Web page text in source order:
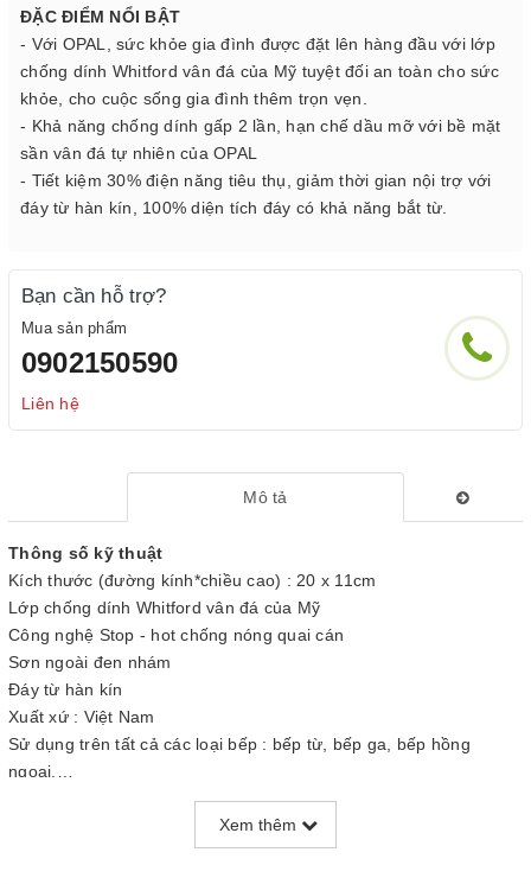
ĐẶC ĐIỂM NỔI BẬT
- Với OPAL, sức khỏe gia đình được đặt lên hàng đầu với lớp
chống dính Whitford vân đá của Mỹ tuyệt đối an toàn cho sức
khỏe, cho cuộc sống gia đình thêm trọn vẹn.
- Khả năng chống dính gấp 2 lần, hạn chế dầu mỡ với bề mặt
sần vân đá tự nhiên của OPAL
- Tiết kiệm 30% điện năng tiêu thụ, giảm thời gian nội trợ với
đáy từ hàn kín, 100% diện tích đáy có khả năng bắt từ.
Bạn cần hỗ trợ?
Mua sản phẩm
0902150590
Liên hệ
Mô tả
Thông số kỹ thuật
Kích thước (đường kính*chiều cao) : 20 x 11cm
Lớp chống dính Whitford vân đá của Mỹ
Công nghệ Stop - hot chống nóng quai cán
Sơn ngoài đen nhám
Đáy từ hàn kín
Xuất xứ : Việt Nam
Sử dụng trên tất cả các loại bếp : bếp từ, bếp ga, bếp hồng
ngoại,…
- Với OPAL, sức khỏe gia đình được đặt lên hàng đầu với lớp
Xem thêm